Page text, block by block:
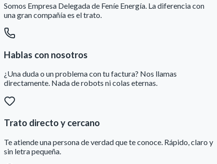
Somos Empresa Delegada de Feníe Energía. La diferencia con
una gran compañía es el trato.
Hablas con nosotros
¿Una duda o un problema con tu factura? Nos llamas
directamente. Nada de robots ni colas eternas.
Trato directo y cercano
Te atiende una persona de verdad que te conoce. Rápido, claro y
sin letra pequeña.